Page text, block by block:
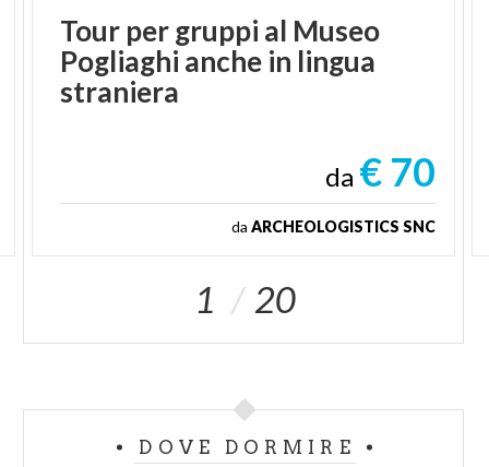
Tour per gruppi al Museo
Pogliaghi anche in lingua
straniera
da € 70
da ARCHEOLOGISTICS SNC
1 20
DOVE DORMIRE